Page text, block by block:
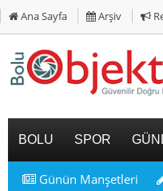
Ana Sayfa Arşiv
BOLU SPOR
Günün Manşetleri